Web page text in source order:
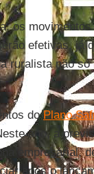
os
efetivas, já
ruralista não
doPlano
ano, a
empresarial,
após o